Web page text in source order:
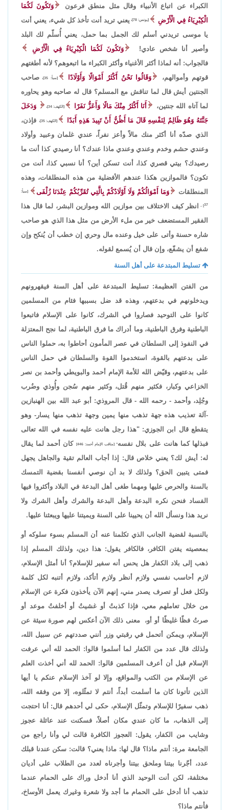
الكبراء عن اتباع الأنبياء وقال مثل منطق فرعون
وَتَكُونَ لَكُمَا
الْكِبْرِيَاءُ فِي الْأَرْضِ
[يونس: 78]،
يعني تريد أنت تأخذ كل شيء، يعني أنت
يا موسى تريدني أسلم لك الجمل بما حمل، يعني أُسلّم لك البلد
وأصير أنا شخص عادي!
وَتَكُونَ لَكُمَا الْكِبْرِيَاءُ فِي الْأَرْضِ
فالجواب: أنه لماذا أكثر الأغنياء وأكثر الكبراء ما اتبعوهم؟ لأنه أطغتهم
قوتهم وأموالهم،
وَقَالُوا نَحْنُ أَكْثَرُ أَمْوَالًا وَأَوْلَادًا [سبأ: 35]،
صاحب
الجنتين أيش قال لما تناقش مع المسلم؟ قال له صاحبه وهو يحاوره
لما آتاه الله جنتين،
أَنَا أَكْثَرُ مِنْكَ مَالًا وَأَعَزُّ نَفَرًا [الكهف: 34]،
وَدَخَلَ
جَنَّتَهُ وَهُوَ ظَالِمٌ لِنَفْسِهِ قَالَ مَا أَظُنُّ أَنْ تَبِيدَ هَذِهِ أَبَدًا
[الكهف: 35]،
فإذن،
الذي صدّه أنا أكثر منك مالاً وأعز نفراً، عندي غلمان وعبيد وأولاد
وعندي حشم وخدم وعندي وعندي ماذا عندك؟ أنا رصيدي كذا أنت ما
رصيدك؟ بيتي قصري كذا، أنت تسكن أين؟ أنا نسبي كذا، أنت من
تكون؟ فالموازين هكذا عندهم الأفضلية من هذه المنطلقات، وهذه
المنطلقات
وَمَا أَمْوَالُكُمْ وَلَا أَوْلَادُكُمْ بِالَّتِي تُقَرِّبُكُمْ عِنْدَنَا زُلْفَى [سبأ:
37] ،
انظر كيف الاختلاف بين موازين الله وموازين البشر، لما قال هذا
الفقير المستضعف خير من ملء الأرض من مثل هذا الذي هو صاحب
شاره حسنة وأتى على خيل وعنده مال وحري إن خطب أن يُنكح وإن
شفع أن يشفّع، وإن قال أن يُسمع لقوله.
تسليط المبتدعة على أهل السنة
من الفتن العظيمة: تسليط المبتدعة على أهل السنة فيقهرونهم
ويدخلونهم في بدعتهم، وهذه قد ضل بسببها فئام من المسلمين
كانوا على التوحيد فصاروا في الشرك، كانوا على الإسلام فاتبعوا
الباطنية وفرق الباطنية، وما أدراك ما فرق الباطنية، لما نجح المعتزلة
في النفوذ إلى السلطان في عصر المأمون أحاطوا به، حملوا الناس
على بدعتهم بالقوة، استخدموا القوة والسلطان في حمل الناس
على بدعتهم، وقيّض الله للأمة الإمام أحمد والبويطي وأحمد بن نصر
الخزاعي وكبار، فكثير منهم قُتل، وكثير منهم سُجن وأُوذي وضُرب
وجُلِد، وأحمد - رحمه الله - قال المروذي: أبو عبد الله بين الهنبازين
-آلة تعذيب هذه جهة تذهب منها يمين وجهة تذهب منها يسار- وهو
يتقطع قال ابن الجوزي: "هذا رجل هانت عليه نفسه في الله تعالى
فبذلها كما هانت على بلال نفسه" [مناقب الإمام أحمد: 446]
كان أحمد لما يقال
له: أيش لك؟ يعني خلاص قال: إذا أجاب العالم تقية والجاهل يجهل
فمتى يتبين الحق؟ ولذلك لا بد أن نوصي أنفسنا بقضية التمسك
بالسنة والحرص عليها ومهما طغى أهل البدعة في البلاد وأكثروا فيها
الفساد فنحن نكره البدعة وأهل البدعة والشرك وأهل الشرك ولا
نريد هذا ونسأل الله أن يحيينا على السنة ويميتنا عليها ويبعثنا عليها.
بالنسبة لقضية الجانب الذي تكلمنا عنه أن المسلم بسوء سلوكه أو
بمعصيته يفتن الكافر، فالكافر يقول: هذا دين، ولذلك المسلم إذا
ذهب إلى بلاد الكفار هل يحس أنه سفير للإسلام؟ أنا أمثل الإسلام،
لازم أحاسب نفسي ولازم أنظر ولازم أتأكد، ولازم أتنبه لكل كلمة
ولكل فعل أو تصرف يصدر مني، إنهم الآن يأخذون فكرة عن الإسلام
من خلال تعاملهم معي، فإذا كذبتُ أو غشيتُ أو أخلفتُ موعد أو
صرتُ فظًا غليظًا أو أو، معنى ذلك الآن أعكس لهم صورة سيئة عن
الإسلام، ويمكن أتحمل في رقبتي وزر أنني صددتهم عن سبيل الله،
ولذلك قال عدد من الكفار لما أسلموا قالوا: الحمد لله أني عرفت
الإسلام قبل أن أعرف المسلمين قالوا: الحمد لله أني أخذت العلم
عن الإسلام من الكتب والمواقع، وإلا لو آخذ الإسلام عنكم يا أيها
الذين تأتونا كان ما أسلمت أبداً، أنتم لا تمثّلوه، إلا من وفقه الله،
ذهب سفيرًا للإسلام وتمثّل الإسلام، حكى لي أحدهم قال: أنا احتجت
إلى الذهاب، ما كان عندي مكان أصلاً، فسكنت عند عائلة عجوز
وشايب من الكفار، يقول: العجوز الكافرة قالت لي وأنا راجع من
الجامعة مرة: أنتم ماذا؟ قال لها: ماذا يعني؟ قالت: سكن عندنا قبلك
عدد، أجّرنا بيتنا وملحق بيتنا وأجرناه لعدد من الطلاب على أديان
مختلفة، لكن أنت الوحيد الذي أنا أدخل وراك على الحمام عندما
تذهب أنا أدخل على الحمام ما أجد ولا شعرة وغيرك يعمل الأوساخ،
فأنتم ماذا؟